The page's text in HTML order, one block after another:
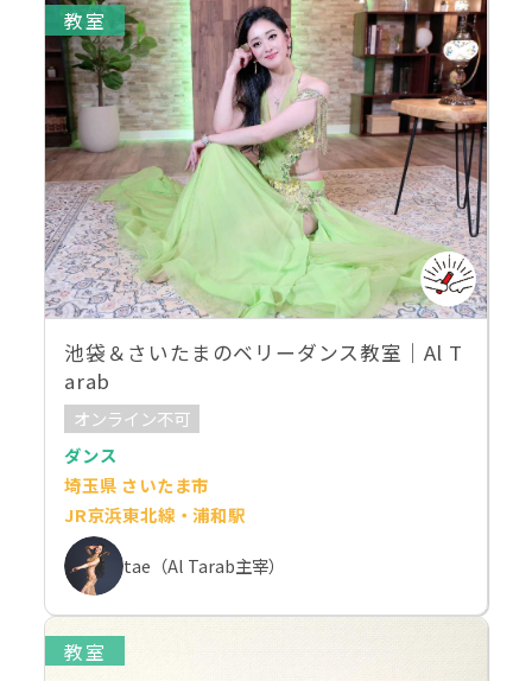
教室
池袋＆さいたまのベリーダンス教室｜Al T
arab
オンライン不可
ダンス
埼玉県 さいたま市
JR京浜東北線・浦和駅
tae（Al Tarab主宰）
教室